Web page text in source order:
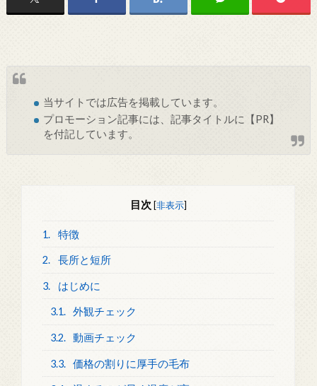
当サイトでは広告を掲載しています。
プロモーション記事には、記事タイトルに【PR】
を付記しています。
目次 [非表示]
1. 特徴
2. 長所と短所
3. はじめに
3.1. 外観チェック
3.2. 動画チェック
3.3. 価格の割りに厚手の毛布